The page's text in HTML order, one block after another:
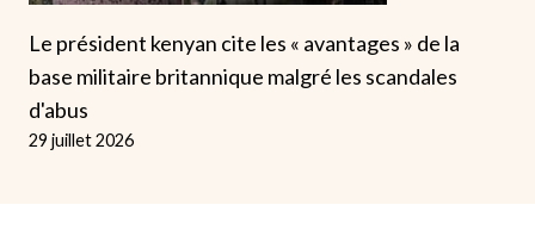
Le président kenyan cite les « avantages » de la
base militaire britannique malgré les scandales
d'abus
29 juillet 2026